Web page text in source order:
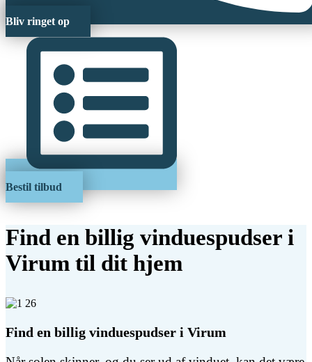
Bliv ringet op
Bestil tilbud
Find en billig vinduespudser i
Virum til dit hjem
Find en billig vinduespudser i Virum